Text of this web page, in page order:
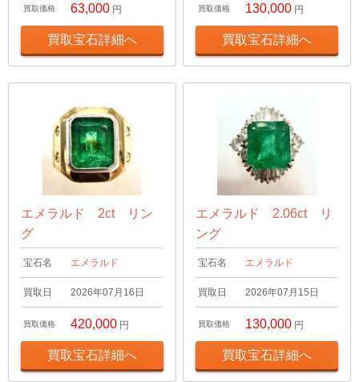
買取価格 63,000 円
買取宝石詳細へ
買取価格 130,000 円
買取宝石詳細へ
エメラルド 2ct リン
グ
宝石名 エメラルド
買取日 2026年07月16日
買取価格 420,000 円
買取宝石詳細へ
エメラルド 2.06ct リ
ング
宝石名 エメラルド
買取日 2026年07月15日
買取価格 130,000 円
買取宝石詳細へ